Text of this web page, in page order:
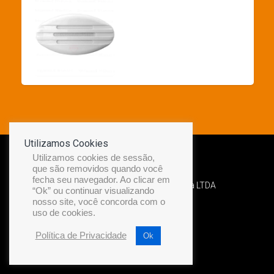
Desenvolvido por Diamond Náutica LTDA
Utilizamos Cookies
Utilizamos cookies de sessão,
que são removidos quando você
fecha seu navegador. Ao clicar em
“Ok” ou continuar visualizando
nosso site, você concorda com o
uso de cookies.
Política de Privacidade Ok